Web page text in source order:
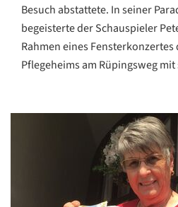
Besuch abstattete. In seiner
begeisterte der Schauspieler
Rahmen eines
Pflegeheims am Rüpingsweg